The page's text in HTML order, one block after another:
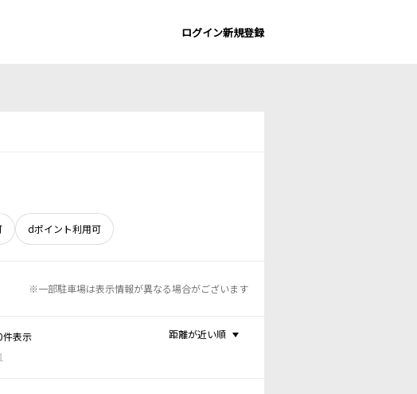
ログイン新規登録
dポイント利用可
※一部駐車場は表示情報が異なる場合がございます
件表示 距離が近い順